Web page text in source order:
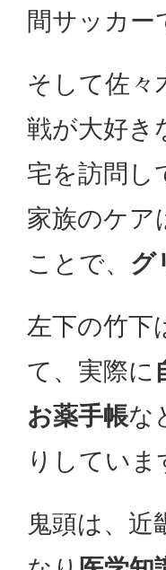
間サッカー
そして佐々
戦が大好き
宅を訪問し
家族のケア
ことで、 グ
左下の竹下
て、実際に
お薬手帳な
りしていま
鬼頭は、近